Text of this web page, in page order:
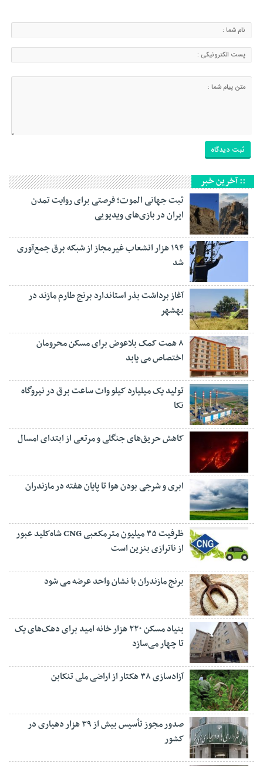
:: آخرین خبر
ثبت جهانی الموت؛ فرصتی برای روایت تمدن
ایران در بازی‌های ویدیویی
۱۹۴ هزار انشعاب غیرمجاز از شبکه برق جمع‌آوری
شد
آغاز برداشت بذر استاندارد برنج طارم مازند در
بهشهر
۸ همت کمک بلاعوض برای مسکن محرومان
اختصاص می یابد
تولید یک میلیارد کیلو وات ساعت برق در نیروگاه
نکا
کاهش حریق‌های جنگلی و مرتعی از ابتدای امسال
ابری و شرجی بودن هوا تا پایان هفته در مازندران
ظرفیت ۳۵ میلیون مترمکعبی CNG شاه‌کلید عبور
از ناترازی بنزین است
برنج مازندران با نشان واحد عرضه می شود
بنیاد مسکن ۲۲۰ هزار خانه امید برای دهک‌های یک
تا چهار می‌سازد
آزادسازی ۳۸ هکتار از اراضی ملی تنکابن
صدور مجوز تأسیس بیش از ۳۹ هزار دهیاری در
کشور